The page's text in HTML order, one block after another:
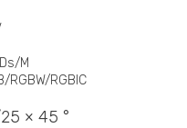
M
RGBIC
× 45 °